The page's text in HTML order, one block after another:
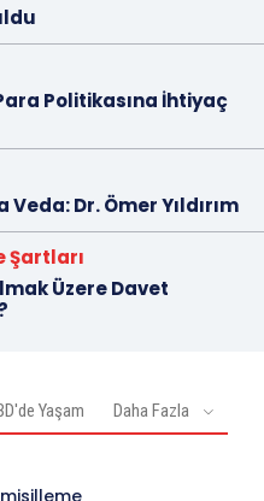
Politikasına İhtiyaç
Dr. Ömer Yıldırım
Şartları
Üzere Davet
Yaşam Daha Fazla